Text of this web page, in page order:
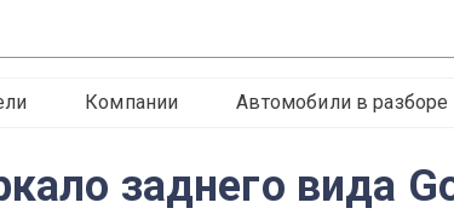
Компании Автомобили в разборе
заднего вида